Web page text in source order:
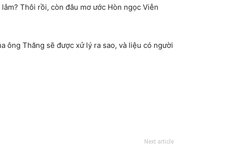
Thôi rồi, còn đâu mơ ước Hòn ngọc Viễn
ông Thăng sẽ được xử lý ra sao, và liệu có người
Next article